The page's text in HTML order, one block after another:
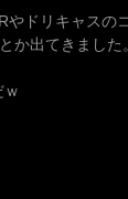
ドリキャスの
か出てきまし